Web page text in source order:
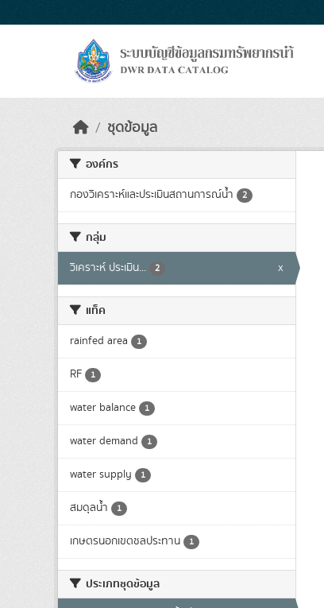
ชุดข้อมูล
องค์กร
กองวิเคราะห์และประเมินสถานการณ์น้ำ 2
กลุ่ม
วิเคราะห์ ประเมิน... 2 x
แท็ค
rainfed area 1
RF 1
water balance 1
water demand 1
water supply 1
สมดุลน้ำ 1
เกษตรนอกเขตชลประทาน 1
ประเภทชุดข้อมูล